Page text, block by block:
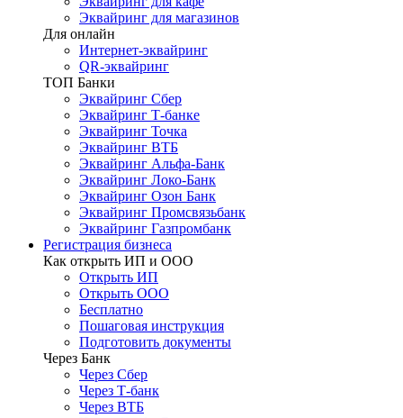
Эквайринг для магазинов
Для онлайн
Интернет-эквайринг
QR-эквайринг
ТОП Банки
Эквайринг Сбер
Эквайринг Т-банке
Эквайринг Точка
Эквайринг ВТБ
Эквайринг Альфа-Банк
Эквайринг Локо-Банк
Эквайринг Озон Банк
Эквайринг Промсвязьбанк
Эквайринг Газпромбанк
Регистрация бизнеса
Как открыть ИП и ООО
Открыть ИП
Открыть ООО
Бесплатно
Пошаговая инструкция
Подготовить документы
Через Банк
Через Сбер
Через Т-банк
Через ВТБ